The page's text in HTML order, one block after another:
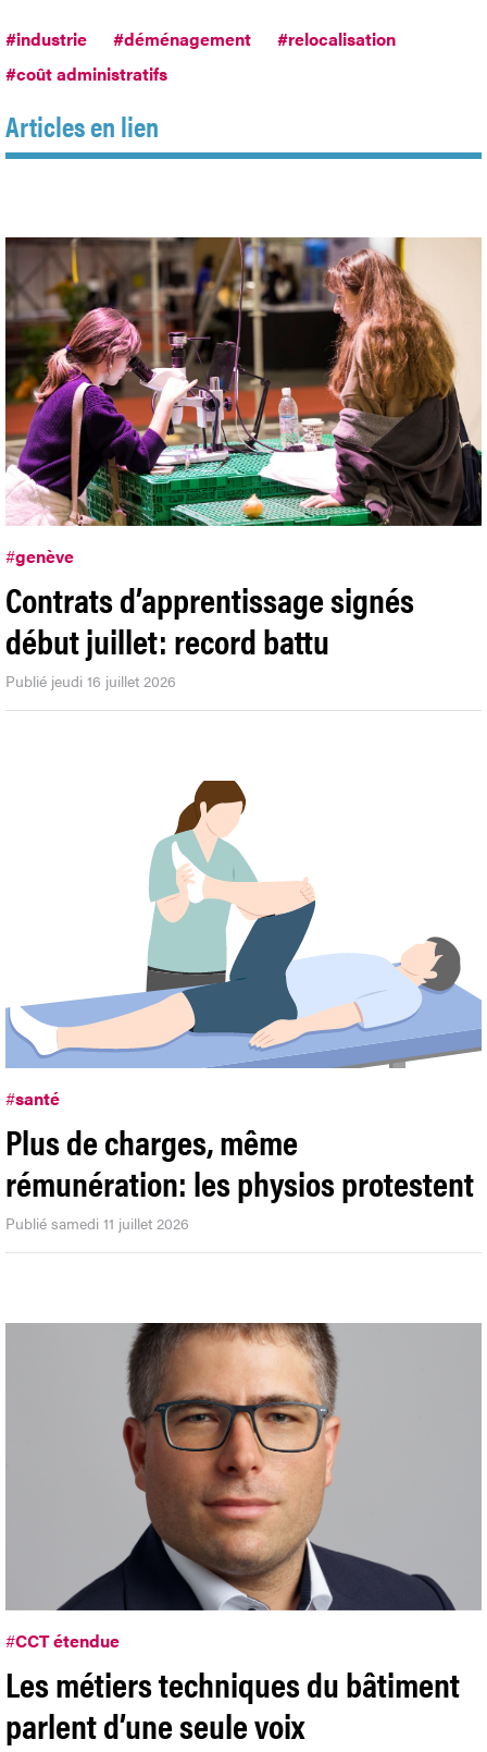
#industrie #déménagement
#relocalisation
#coût administratifs
Articles en lien
#genève
Contrats d’apprentissage signés
début juillet: record battu
Publié jeudi 16 juillet 2026
#santé
Plus de charges, même
rémunération: les physios protestent
Publié samedi 11 juillet 2026
#CCT étendue
Les métiers techniques du bâtiment
parlent d’une seule voix